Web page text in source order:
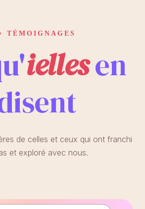
TÉMOIGNAGES
iellesen
de celles et ceux qui ont franchi
et exploré avec nous.